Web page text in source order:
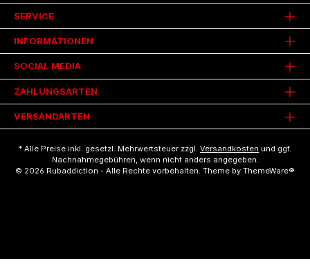
SERVICE
INFORMATIONEN
SOCIAL MEDIA
ZAHLUNGSARTEN
VERSANDARTEN
* Alle Preise inkl. gesetzl. Mehrwertsteuer zzgl. Versandkosten und ggf.
Nachnahmegebühren, wenn nicht anders angegeben.
© 2026 Rubaddiction - Alle Rechte vorbehalten. Theme by ThemeWare®